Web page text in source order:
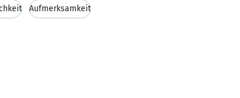
Aufmerksamkeit